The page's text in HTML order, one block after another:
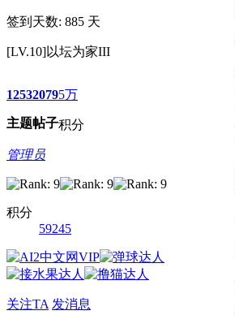
签到天数: 885 天
[LV.10]以坛为家III
1253
主题
2079
帖子
5万
积分
管理员
积分
59245
关注TA 发消息